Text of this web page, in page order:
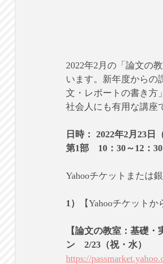
2022年2月の「論文の
います。新年度からの
文・レポートの書き方
社会人にも有用な講座
日時： 2022年2月23日
第1部　10：30～12：
Yahooチケットまたは
1） 【Yahooチケットか
【論文の教室：基礎
ン　2/23（祝・水）
https://